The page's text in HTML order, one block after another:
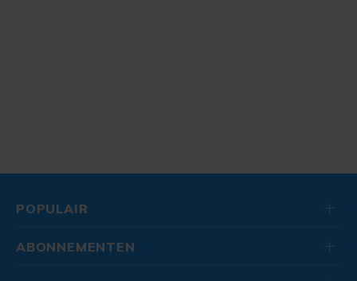
POPULAIR
ABONNEMENTEN